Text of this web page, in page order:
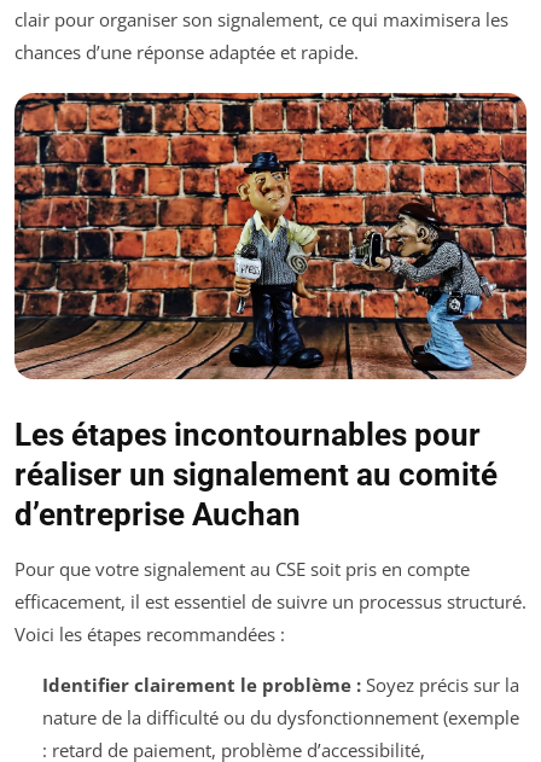
clair pour organiser son signalement, ce qui maximisera les
chances d’une réponse adaptée et rapide.
Les étapes incontournables pour
réaliser un signalement au comité
d’entreprise Auchan
Pour que votre signalement au CSE soit pris en compte
efficacement, il est essentiel de suivre un processus structuré.
Voici les étapes recommandées :
Identifier clairement le problème :Soyez précis sur la
nature de la difficulté ou du dysfonctionnement (exemple
: retard de paiement, problème d’accessibilité,